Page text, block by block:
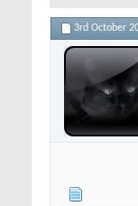
3rd October